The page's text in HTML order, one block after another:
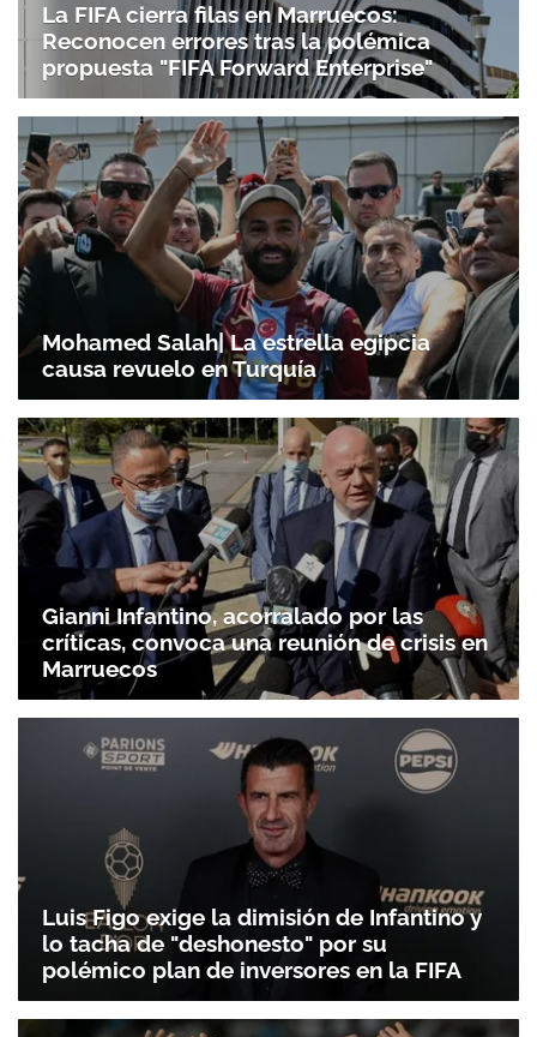
La FIFA cierra filas en Marruecos:
Reconocen errores tras la polémica
propuesta "FIFA Forward Enterprise"
Mohamed Salah| La estrella egipcia
causa revuelo en Turquía
Gianni Infantino, acorralado por las
críticas, convoca una reunión de crisis en
Marruecos
Luis Figo exige la dimisión de Infantino y
lo tacha de "deshonesto" por su
polémico plan de inversores en la FIFA